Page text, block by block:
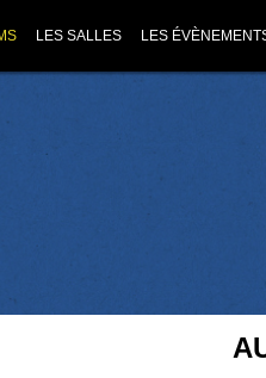
LES SALLES LES